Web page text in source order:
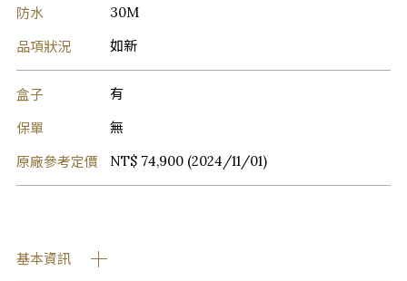
防水 30M
品項狀況 如新
盒子 有
保單 無
原廠參考定價 NT$ 74,900 (2024/11/01)
基本資訊